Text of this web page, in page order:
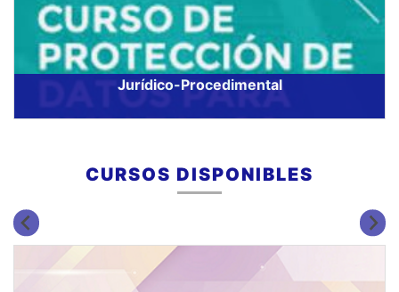
Jurídico-Procedimental
CURSOS DISPONIBLES